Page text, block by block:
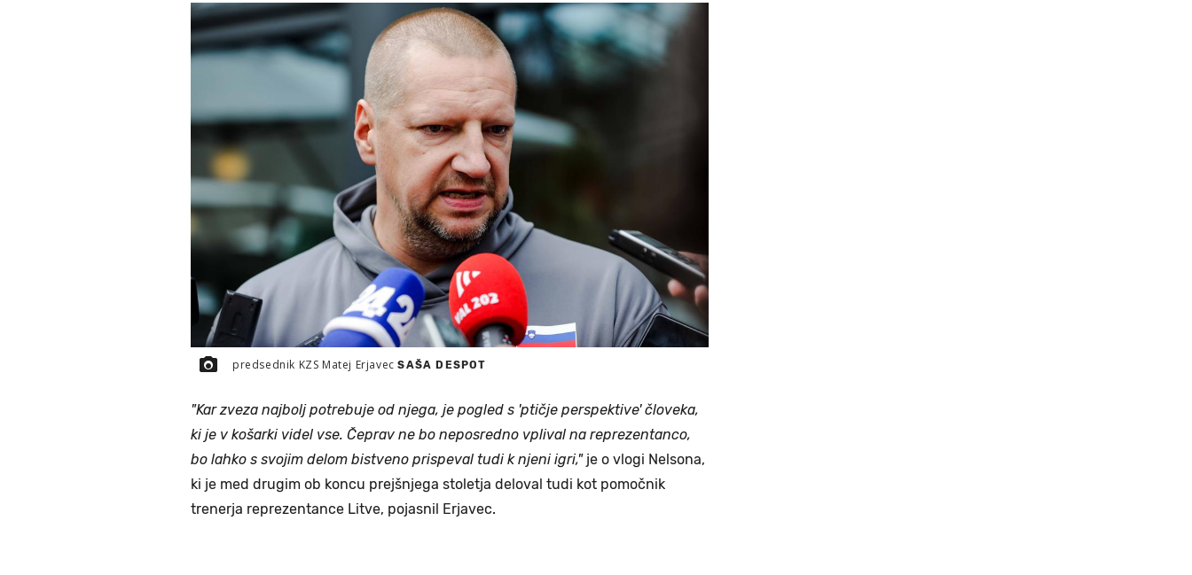
predsednik KZS Matej ErjavecSAŠA DESPOT
"Kar zveza najbolj potrebuje od njega, je pogled s 'ptičje perspektive' človeka,
ki je v košarki videl vse. Čeprav ne bo neposredno vplival na reprezentanco,
bo lahko s svojim delom bistveno prispeval tudi k njeni igri,"je o vlogi Nelsona,
ki je med drugim ob koncu prejšnjega stoletja deloval tudi kot pomočnik
trenerja reprezentance Litve, pojasnil Erjavec.